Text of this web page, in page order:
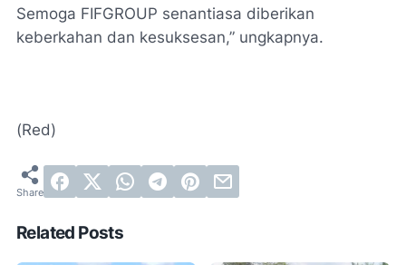
Semoga FIFGROUP senantiasa diberikan
keberkahan dan kesuksesan,” ungkapnya.
(Red)
Related Posts